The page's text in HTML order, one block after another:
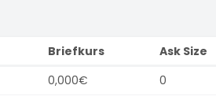
Briefkurs Ask Size
0,000€ 0